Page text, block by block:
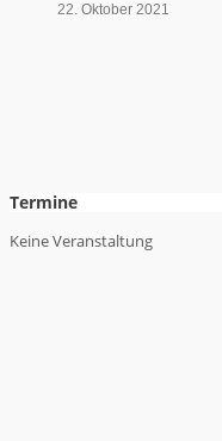
22. Oktober 2021
Termine
Keine Veranstaltung